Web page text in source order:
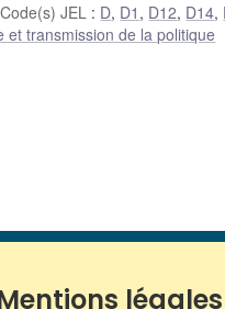
Code(s) JEL : D, D1 , D12, D14,
et transmission de la politique
légales